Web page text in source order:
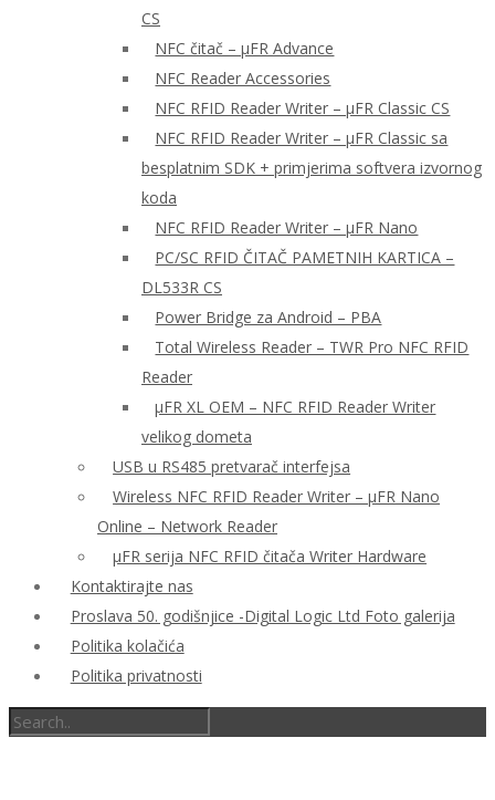
CS
NFC čitač – μFR Advance
NFC Reader Accessories
NFC RFID Reader Writer – μFR Classic CS
NFC RFID Reader Writer – μFR Classic sa
besplatnim SDK + primjerima softvera izvornog
koda
NFC RFID Reader Writer – μFR Nano
PC/SC RFID ČITAČ PAMETNIH KARTICA –
DL533R CS
Power Bridge za Android – PBA
Total Wireless Reader – TWR Pro NFC RFID
Reader
µFR XL OEM – NFC RFID Reader Writer
velikog dometa
USB u RS485 pretvarač interfejsa
Wireless NFC RFID Reader Writer – μFR Nano
Online – Network Reader
μFR serija NFC RFID čitača Writer Hardware
Kontaktirajte nas
Proslava 50. godišnjice -Digital Logic Ltd Foto galerija
Politika kolačića
Politika privatnosti